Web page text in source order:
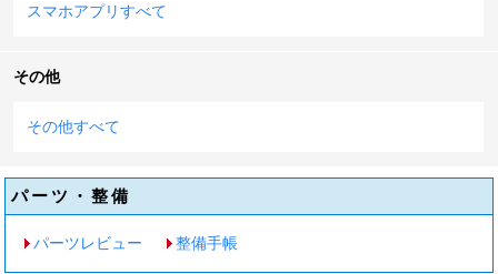
スマホアプリすべて
その他
その他すべて
パーツ・整備
パーツレビュー 整備手帳